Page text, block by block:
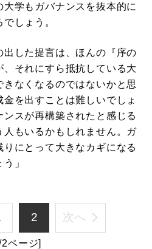
学もガバナンスを抜本的に
しょう。
した提言は、ほんの『序の
それにすら抵抗している大
なくなるのではないかと思
を出すことは難しいでしょ
ンスが再構築されたと感じる
人もいるかもしれません。ガ
にとって大きなカギになる
」
2 次へ
2ページ]